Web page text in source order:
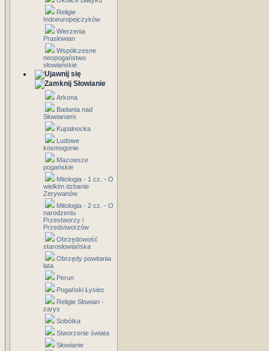
Religie
Indoeuropejczyków
Wierzenia
Prasłowian
Współczesne
neopogaństwo
słowiańskie
Słowianie
Arkona
Badania nad
Słowianami
Kupalnocka
Ludowe
kosmogonie
Mazowsze
pogańskie
Mitologia - 1 cz. - O
wielkim dzbanie
Zerywanów
Mitologia - 2 cz. - O
narodzeniu
Przestworzy i
Przedstworzów
Obrzędowość
starosłowiańska
Obrzędy powitania
lata
Perun
Pogański Łysiec
Religie Słowian -
zarys
Sobótka
Stworzenie świata
Słowianie